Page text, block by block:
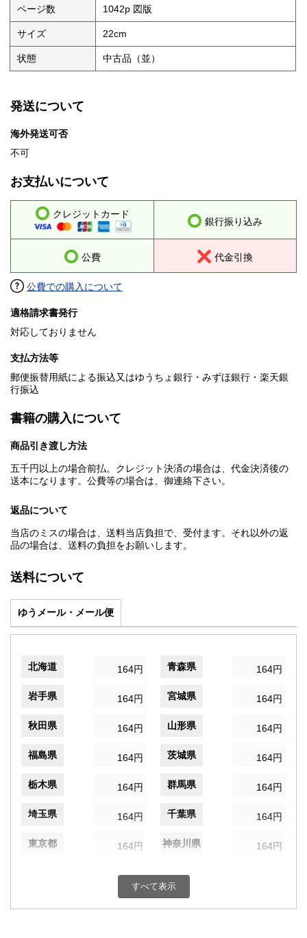
ページ数 1042p 図版
サイズ 22cm
状態 中古品（並）
発送について
海外発送可否
不可
お支払いについて
クレジットカード
銀行振り込み
公費 代金引換
公費での購入について
適格請求書発行
対応しておりません
支払方法等
郵便振替用紙による振込又はゆうちょ銀行・みずほ銀行・楽天銀
行振込
書籍の購入について
商品引き渡し方法
五千円以上の場合前払。クレジット決済の場合は、代金決済後の
送本になります。公費等の場合は、御連絡下さい。
返品について
当店のミスの場合は、送料当店負担で、受付ます。それ以外の返
品の場合は、送料の負担をお願いします。
送料について
ゆうメール・メール便
北海道 164円 青森県 164円
岩手県 164円 宮城県 164円
秋田県 164円 山形県 164円
福島県 164円 茨城県 164円
栃木県 164円 群馬県 164円
埼玉県 164円 千葉県 164円
東京都 164円 神奈川県 164円
164円 富山県
すべて表示